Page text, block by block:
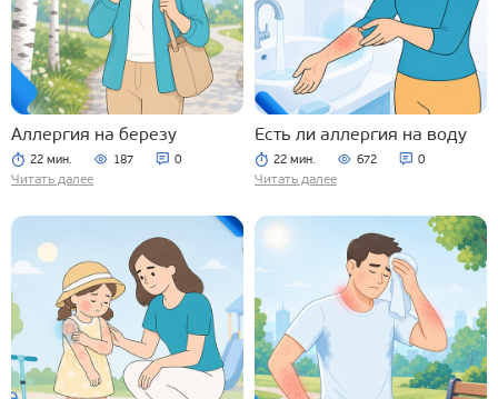
Аллергия на березу
22 мин. 187 0
Читать далее
Есть ли аллергия на воду
22 мин. 672 0
Читать далее